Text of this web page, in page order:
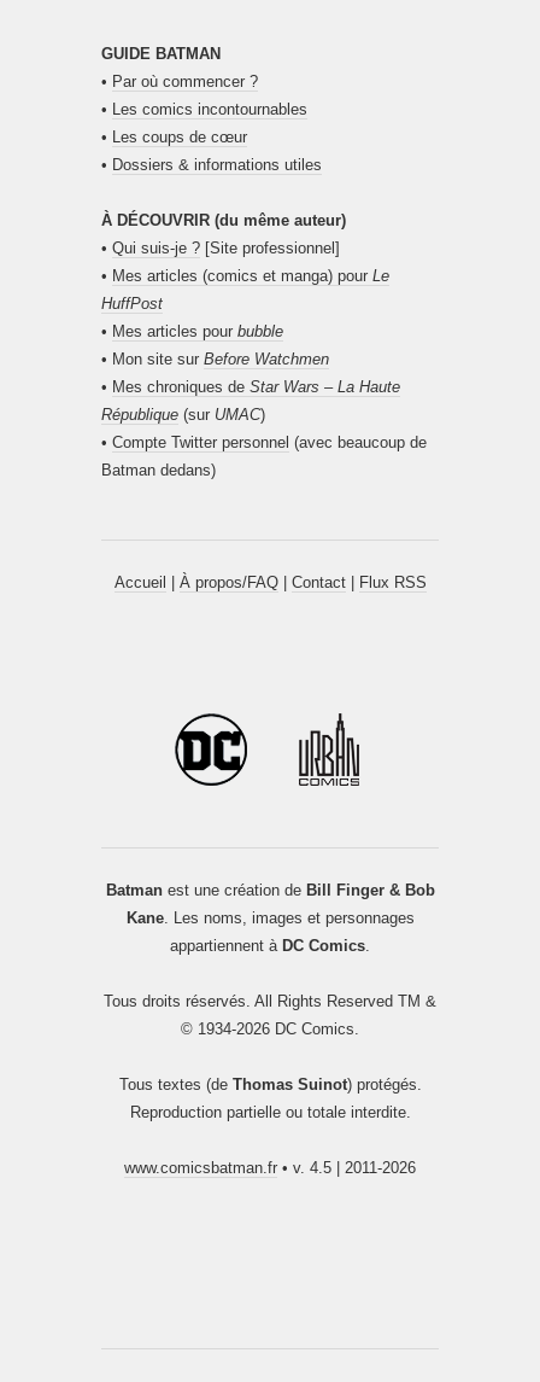
GUIDE BATMAN
• Par où commencer ?
•
Les comics incontournables
•
Les coups de cœur
• Dossiers & informations utiles
À DÉCOUVRIR (du même auteur)
• Qui suis-je ? [Site professionnel]
• Mes articles (comics et manga) pour Le
HuffPost
• Mes articles pour bubble
• Mon site sur Before Watchmen
• Mes chroniques de Star Wars – La Haute
République (sur UMAC)
• Compte Twitter personnel (avec beaucoup de
Batman dedans)
Accueil À propos/FAQ| Contact| Flux RSS
Batmanest une création de Bill Finger & Bob
Kane. Les noms, images et personnages
appartiennent à DC Comics
Tous droits réservés. All Rights Reserved TM &
© 1934-2026 DC Comics.
Tous textes (de Thomas Suinot) protégés.
Reproduction partielle ou totale interdite.
www.comicsbatman.fr • v. 4.5 | 2011-2026